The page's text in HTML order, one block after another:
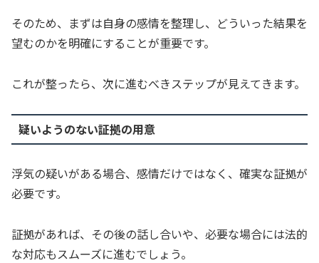
そのため、まずは自身の感情を整理し、どういった結果を
望むのかを明確にすることが重要です。
これが整ったら、次に進むべきステップが見えてきます。
疑いようのない証拠の用意
浮気の疑いがある場合、感情だけではなく、確実な証拠が
必要です。
証拠があれば、その後の話し合いや、必要な場合には法的
な対応もスムーズに進むでしょう。